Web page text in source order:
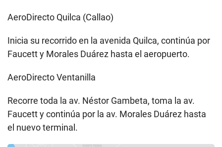
AeroDirecto Quilca (Callao)
Inicia su recorrido en la avenida Quilca, continúa por
Faucett y Morales Duárez hasta el aeropuerto.
AeroDirecto Ventanilla
Recorre toda la av. Néstor Gambeta, toma la av.
Faucett y continúa por la av. Morales Duárez hasta
el nuevo terminal.